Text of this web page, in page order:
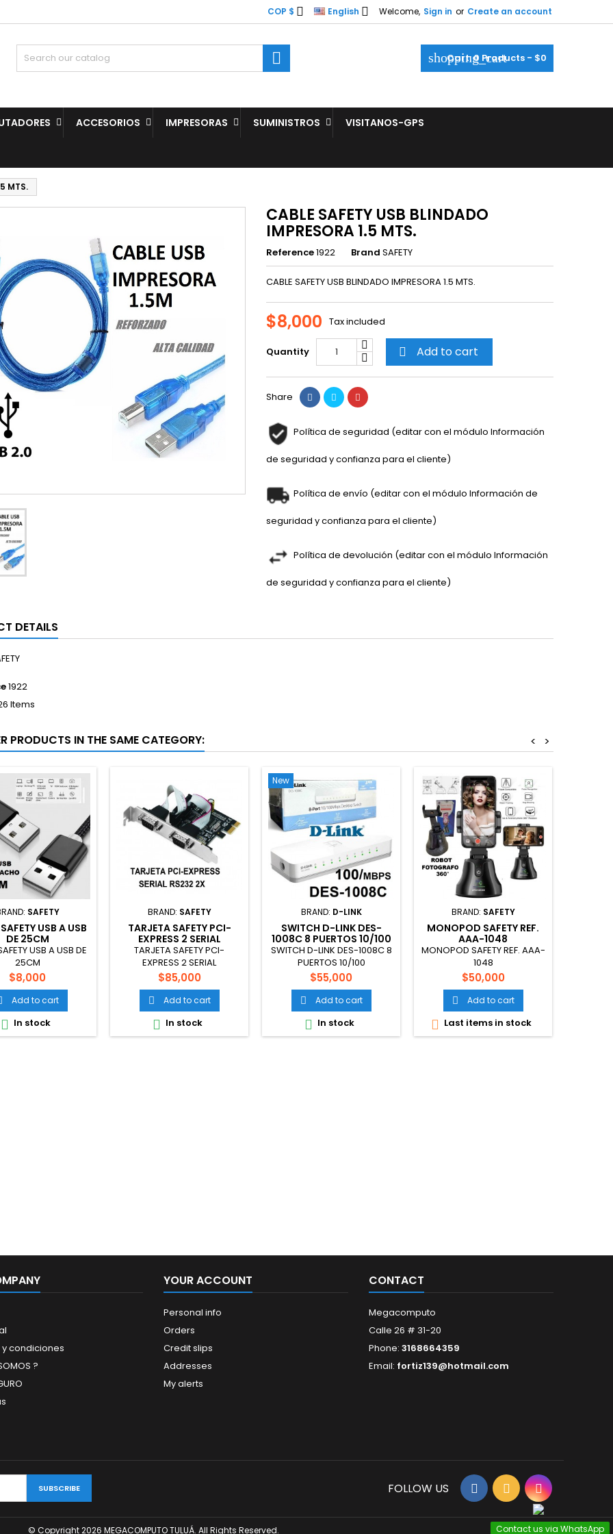
Welcome, Sign in or Create an account
English 
COP $ 
shopping_cart
Cart:0 Products - $0

ACCESORIOS IMPRESORAS SUMINISTROS VISITANOS-GPS
MTS.
CABLE SAFETY USB BLINDADO
IMPRESORA 1.5 MTS.
Reference1922 Brand SAFETY
CABLE SAFETY USB BLINDADO IMPRESORA 1.5 MTS.
$8,000 Tax included
Quantity  Add to cart
Share
Política de seguridad (editar con el módulo Información
de seguridad y confianza para el cliente)
Política de envío (editar con el módulo Información de
seguridad y confianza para el cliente)
Política de devolución (editar con el módulo Información
de seguridad y confianza para el cliente)
DETAILS
1922
Items
PRODUCTS IN THE SAME CATEGORY: >
<
SAFETY
USB A USB
DE 25CM
USB A USB DE
25CM
Price
$8,000
Add to cart
 In stock
BRAND: SAFETY
TARJETA SAFETY PCI-
EXPRESS 2 SERIAL
TARJETA SAFETY PCI-
EXPRESS 2 SERIAL
Price
$85,000
 Add to cart
 In stock
New
BRAND: D-LINK
SWITCH D-LINK DES-
1008C 8 PUERTOS 10/100
SWITCH D-LINK DES-1008C 8
PUERTOS 10/100
Price
$55,000
 Add to cart
 In stock
BRAND: SAFETY
MONOPOD SAFETY REF.
AAA-1048
MONOPOD SAFETY REF. AAA-
1048
Price
$50,000
 Add to cart
 Last items in stock
condiciones
?
YOUR ACCOUNT
Personal info
Orders
Credit slips
Addresses
My alerts
CONTACT
Megacomputo
Calle 26 # 31-20
Phone: 3168664359
Email: fortiz139@hotmail.com
Contact us via WhatsApp
FOLLOW US
© Copyright 2026 MEGACOMPUTO TULUÁ. All Rights Reserved.